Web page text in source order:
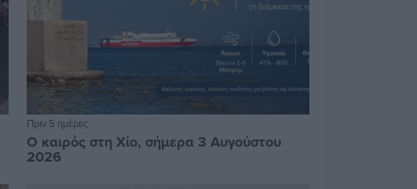
Πριν 5 ημέρες
Ο καιρός στη Χίο, σήμερα 3 Αυγούστου
2026